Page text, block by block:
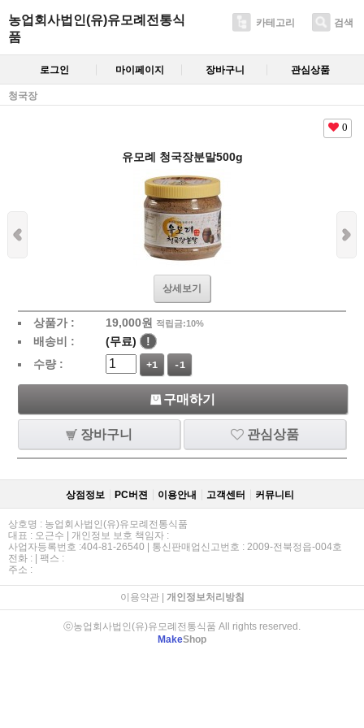
농업회사법인(유)유모례전통식
품
카테고리 검색
로그인 마이페이지 장바구니 관심상품
청국장
0
유모례 청국장분말500g
상세보기
상품가 : 19,000원 적립금:10%
배송비 : (무료)
!
수량 :
+1 -1
구매하기
장바구니 관심상품
상점정보 PC버젼 이용안내 고객센터 커뮤니티
상호명 : 농업회사법인(유)유모례전통식품
대표 : 오근수 | 개인정보 보호 책임자 :
사업자등록번호 :404-81-26540 | 통신판매업신고번호 : 2009-전북정읍-004호
전화 : | 팩스 :
주소 :
이용약관| 개인정보처리방침
ⓒ농업회사법인(유)유모례전통식품 All rights reserved.
MakeShop